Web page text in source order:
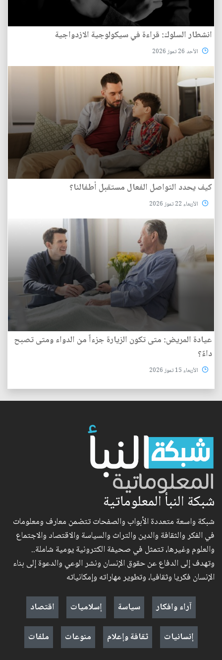
انشطار السلوك: قراءة في سيكولوجية الازدواجية
الأحد 26 تموز 2026
كيف يحدد التواصل الفعال مستقبل أطفالنا؟
الأربعاء 22 تموز 2026
عيادة المريض: متى تكون الزيارة جزءاً من الدواء ومتى تصبح
داءً؟
الأربعاء 15 تموز 2026
شبكة النبأ المعلوماتية
شبكة واسعة متعددة الأبواب والصفحات تتضمن معارف ومعلومات
في الفكر والثقافة والدين والتراث والسياسة والاقتصاد والاجتماع
والعلوم وغيرها، تتمثل في صحيفة الكترونية يومية شاملة..
وتهدف إلى الدفاع عن حقوق الإنسان ونشر الوعي والدعوة إلى بناء
الإنسان فكريا وثقافيا، وتطوير مهاراته وإمكانياته
آراء وافكار
سياسة إسلاميات
اقتصاد
إنسانيات
ثقافة وإعلام منوعات ملفات